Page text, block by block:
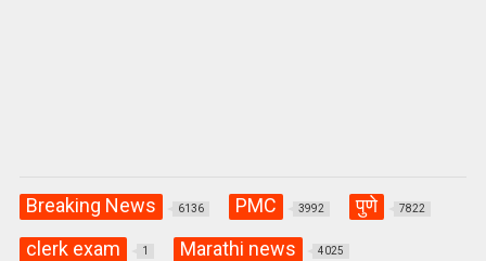
Breaking News 6136 PMC 3992 पुणे 7822
clerk exam 1 Marathi news 4025